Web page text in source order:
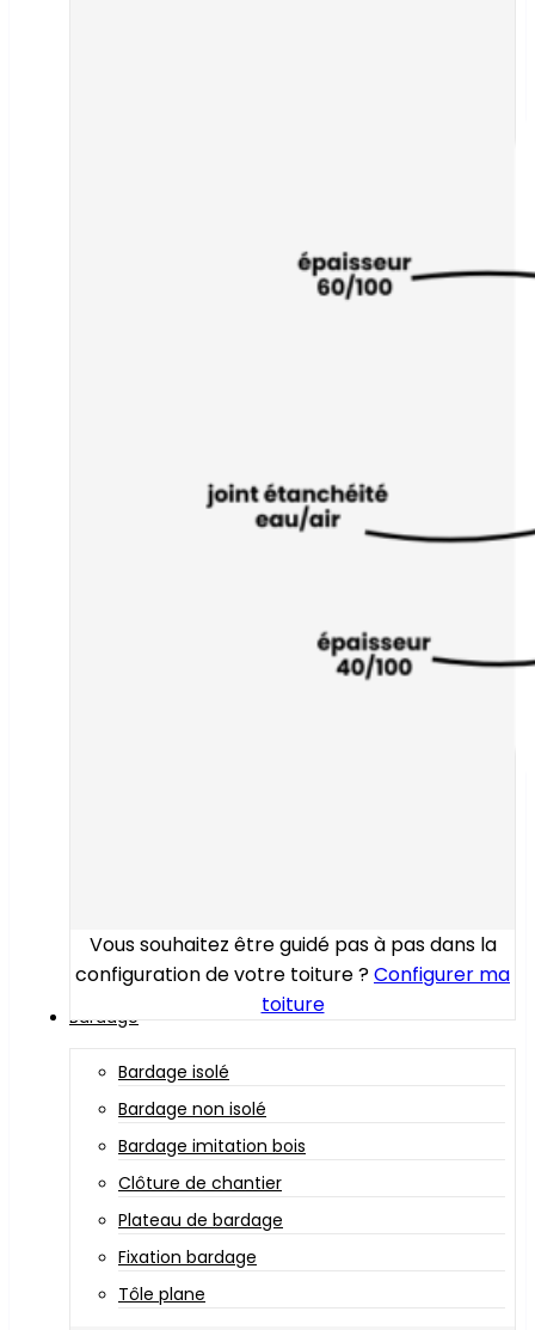
Vous souhaitez être guidé pas à pas dans la
configuration de votre toiture ?Configurer ma
toiture
Bardage
Bardage isolé
Bardage non isolé
Bardage imitation bois
Clôture de chantier
Plateau de bardage
Fixation bardage
Tôle plane